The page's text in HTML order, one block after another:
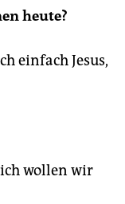
heute?
einfach Jesus,
wollen wir